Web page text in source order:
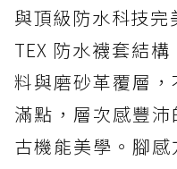
與頂級防水科技完
TEX 防水襪套結
料與磨砂革覆層
滿點，層次感豐
古機能美學。腳